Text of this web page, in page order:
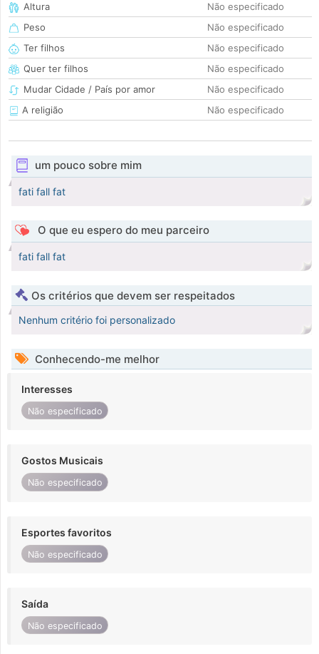
Altura
Não especificado
Peso
Não especificado
Ter filhos
Não especificado
Quer ter filhos
Não especificado
Mudar Cidade / País por amor
Não especificado
A religião
Não especificado
um pouco sobre mim
fati fall fat
O que eu espero do meu parceiro
fati fall fat
Os critérios que devem ser respeitados
Nenhum critério foi personalizado
Conhecendo-me melhor
Interesses
Não especificado
Gostos Musicais
Não especificado
Esportes favoritos
Não especificado
Saída
Não especificado